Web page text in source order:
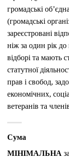
громадські
(громадські
зареєстровані
ніж за один рік
відборі та мають
статутної
прав і свобод,
економічних,
ветеранів та
Сума
МІНІМАЛЬНА